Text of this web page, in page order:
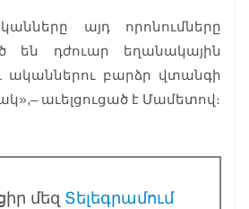
այդ որոնումները
են դժուար եղանակային
ականներու բարձր վտանգի
աւելցուցած է Մամետով։
մեզ Տելեգրամում